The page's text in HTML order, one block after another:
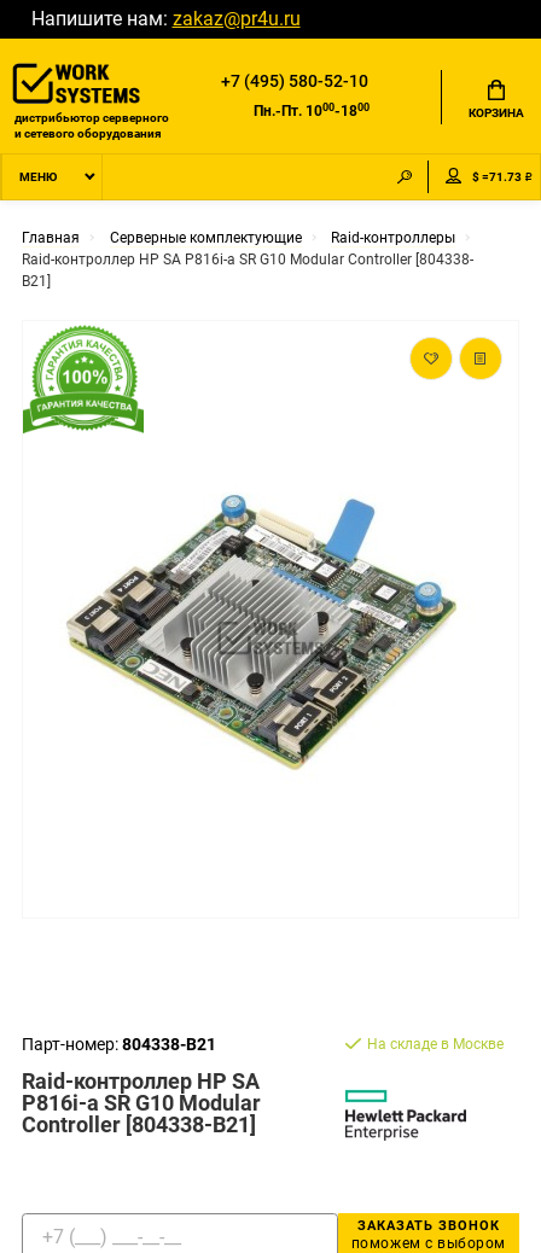
Напишите нам: zakaz@pr4u.ru
дистрибьютор серверного
и сетевого оборудования
+7 (495) 580-52-10
Пн.-Пт. 1000-1800 КОРЗИНА
МЕНЮ $ =71.73 ₽
Главная Серверные комплектующие
Raid-контроллеры
Raid-контроллер HP SA P816i-a SR G10 Modular Controller [804338-
B21]
Парт-номер:804338-B21
Raid-контроллер HP SA
P816i-a SR G10 Modular
Controller [804338-B21]
На складе в Москве
ЗАКАЗАТЬ ЗВОНОК
поможем с выбором